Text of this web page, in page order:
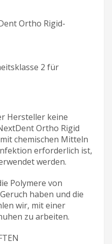
Ortho Rigid-
2 für
Hersteller keine
Ortho Rigid
chemischen Mitteln
erforderlich ist,
werden.
Polymere von
haben und die
wir, mit einer
zu arbeiten.